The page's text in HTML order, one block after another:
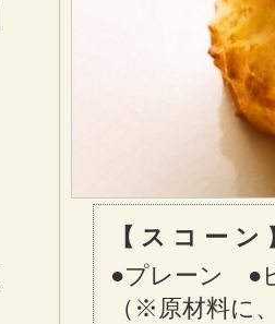
【 ス コ ー ン
●プレーン ●
（※原材料に